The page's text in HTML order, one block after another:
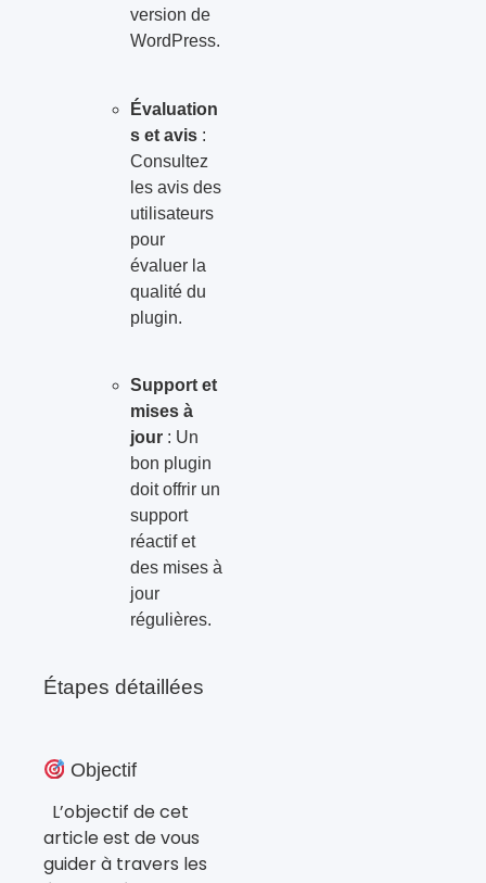
version de
WordPress.
Évaluation
s et avis :
Consultez
les avis des
utilisateurs
pour
évaluer la
qualité du
plugin.
Support et
mises à
jour : Un
bon plugin
doit offrir un
support
réactif et
des mises à
jour
régulières.
Étapes détaillées
Objectif
L’objectif de cet
article est de vous
guider à travers les